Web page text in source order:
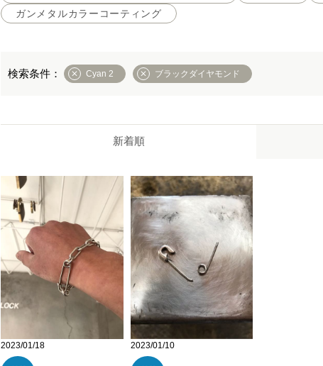
ガンメタルカラーコーティング
Cyan 2 ブラックダイヤモンド
新着順
2023/01/18 2023/01/10